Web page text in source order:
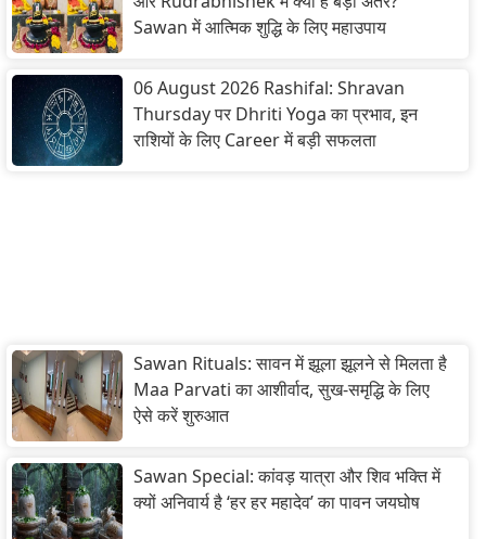
Sawan में आत्मिक शुद्धि के लिए महाउपाय
06 August 2026 Rashifal: Shravan
Thursday पर Dhriti Yoga का प्रभाव, इन
राशियों के लिए Career में बड़ी सफलता
Sawan Rituals: सावन में झूला झूलने से मिलता है
Maa Parvati का आशीर्वाद, सुख-समृद्धि के लिए
ऐसे करें शुरुआत
Sawan Special: कांवड़ यात्रा और शिव भक्ति में
क्यों अनिवार्य है ‘हर हर महादेव’ का पावन जयघोष